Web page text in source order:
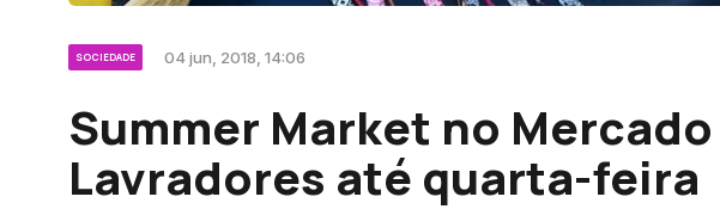
SOCIEDADE 04 jun, 2018, 14:06
Summer Market no
Lavradores até quarta-feira